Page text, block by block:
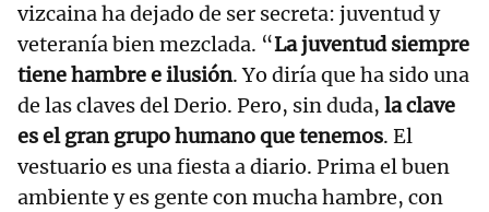
vizcaina ha dejado de ser secreta: juventud y
veteranía bien mezclada. “La juventud siempre
tiene hambre e ilusión. Yo diría que ha sido una
de las claves del Derio. Pero, sin duda, la clave
es el gran grupo humano que tenemos. El
vestuario es una fiesta a diario. Prima el buen
ambiente y es gente con mucha hambre, con